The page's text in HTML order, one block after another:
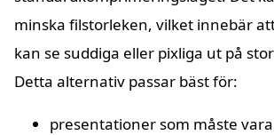
minska filstorleken, vilket innebär
kan se suddiga eller pixliga ut på
Detta alternativ passar bäst för:
presentationer som måste